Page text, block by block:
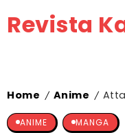
Revista
Home / Anime /
ANIME MANGA